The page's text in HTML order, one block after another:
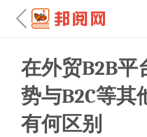
在外贸B2B平
势与B2C等其
有何区别